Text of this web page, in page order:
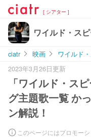
[ シアター ]
ワイルド・ス
ciatr 映画 ワイルド
2023年3月26日更新
「ワイルド・ス
グ主題歌一覧 か
ン解説！
このページにはプロモー